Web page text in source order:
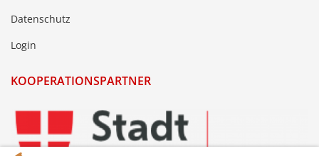
Datenschutz
Login
KOOPERATIONSPARTNER